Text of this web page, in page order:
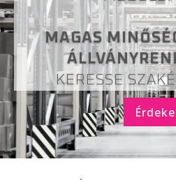
MAGAS
KERESSE